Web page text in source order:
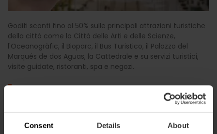
Consent Details About
Goditi sconti fino al 50% sulle principali attrazioni turistiche
della città come la Città delle Arti e delle Scienze,
l'Oceanogràfic, il Bioparc, il Bus Turistico, il Palazzo del
Marqués de dos Aguas, la Cattedrale e su servizi turistici,
visite guidate, ristoranti, spa e negozi.